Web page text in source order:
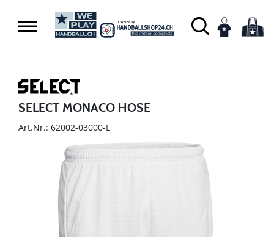
SELECT MONACO HOSE
Art.Nr.: 62002-03000-L